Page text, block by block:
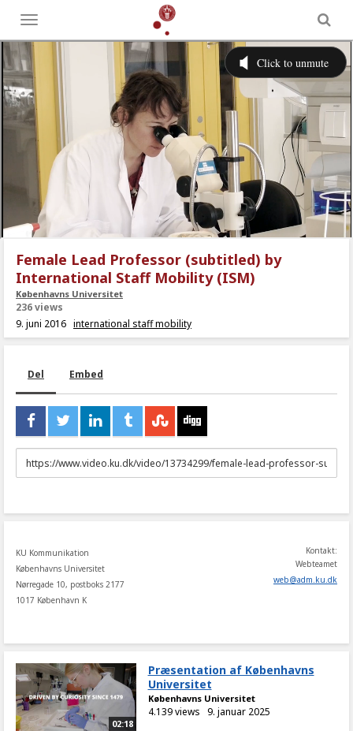
Toggle
menu
Female Lead Professor (subtitled) by
International Staff Mobility (ISM)
Københavns Universitet
236 views
9. juni 2016 international staff mobility
Del Embed
URL
to
KU Kommunikation
Københavns Universitet
Nørregade 10, postboks 2177
1017 København K
Kontakt:
Webteamet
web@adm.ku.dk
02:18
Præsentation af Københavns
Universitet
Københavns Universitet
4.139 views 9. januar 2025